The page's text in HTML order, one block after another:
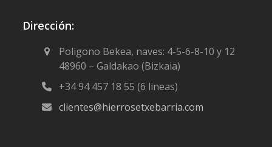
Dirección:
Poligono Bekea, naves: 4-5-6-8-10 y 12
48960 – Galdakao (Bizkaia)
+34 94 457 18 55 (6 lineas)
clientes@hierrosetxebarria.com